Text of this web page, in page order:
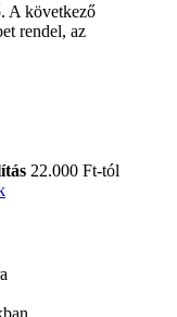
A következő
rendel, az
22.000 Ft-tól